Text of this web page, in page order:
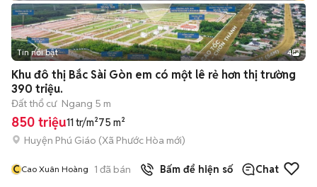
Tin nổi bật 4
Khu đô thị Bắc Sài Gòn em có một lê rẻ hơn thị trường
390 triệu.
Đất thổ cư Ngang 5 m
850 triệu11 tr/m²75 m²
Huyện Phú Giáo (Xã Phước Hòa mới)
CCao Xuân Hoàng 1 đã bán Bấm để hiện số Chat